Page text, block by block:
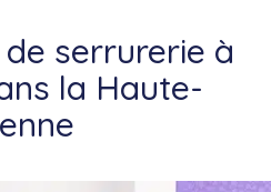
serrurerie à
la Haute-